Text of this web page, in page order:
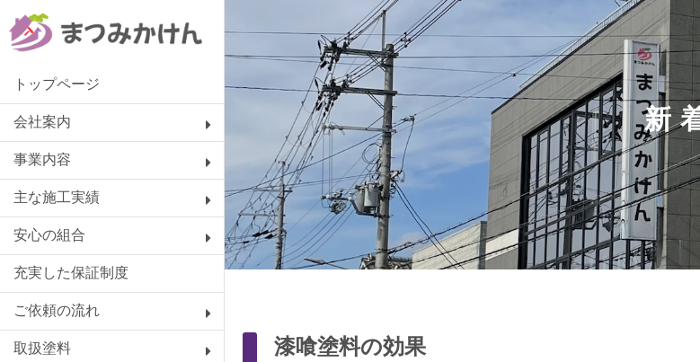
トップページ
会社案内
事業内容
主な施工実績
安心の組合
充実した保証制度
ご依頼の流れ
取扱塗料
新
漆喰塗料の効果